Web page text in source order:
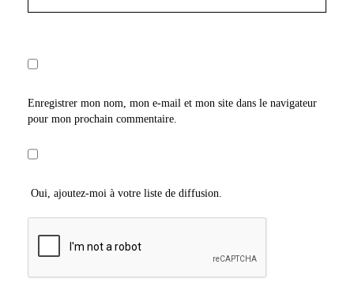
Enregistrer mon nom, mon e-mail et mon site dans le navigateur
pour mon prochain commentaire.
Oui, ajoutez-moi à votre liste de diffusion.